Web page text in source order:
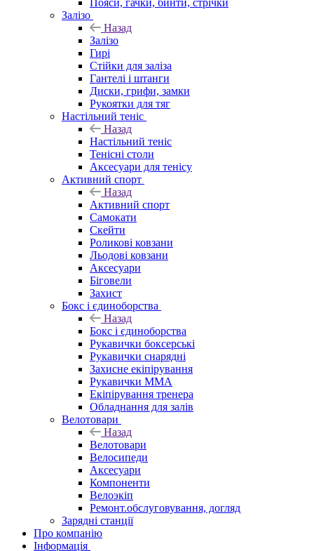
Пояси, гачки, бинти, стрічки
Залізо
Назад
Залізо
Гирі
Стійки для заліза
Гантелі і штанги
Диски, грифи, замки
Рукоятки для тяг
Настільний теніс
Назад
Настільний теніс
Тенісні столи
Аксесуари для тенісу
Активний спорт
Назад
Активний спорт
Самокати
Скейти
Роликові ковзани
Льодові ковзани
Аксесуари
Біговели
Захист
Бокс і єдиноборства
Назад
Бокс і єдиноборства
Рукавички боксерські
Рукавички снарядні
Захисне екіпірування
Рукавички ММА
Екіпірування тренера
Обладнання для залів
Велотовари
Назад
Велотовари
Велосипеди
Аксесуари
Компоненти
Велоэкіп
Ремонт.обслуговування, догляд
Зарядні станції
Про компанію
Інформація